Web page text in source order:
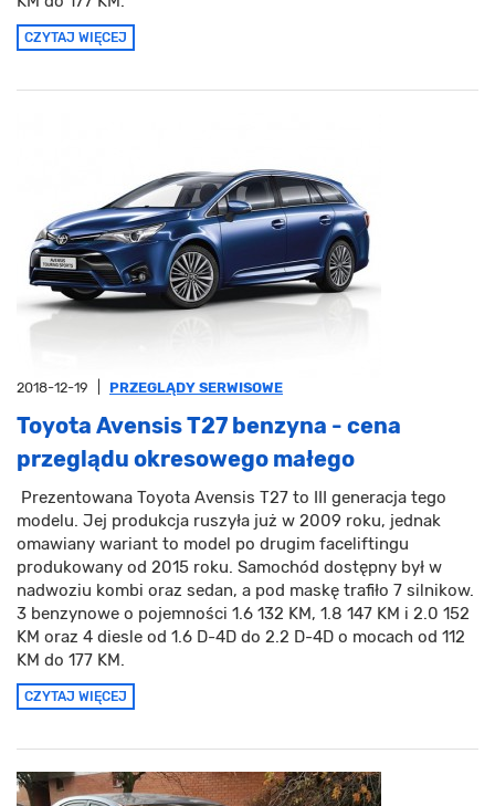
CZYTAJ WIĘCEJ
2018-12-19 PRZEGLĄDY SERWISOWE
Toyota Avensis T27 benzyna - cena
przeglądu okresowego małego
Prezentowana Toyota Avensis T27 to III generacja tego
modelu. Jej produkcja ruszyła już w 2009 roku, jednak
omawiany wariant to model po drugim faceliftingu
produkowany od 2015 roku. Samochód dostępny był w
nadwoziu kombi oraz sedan, a pod maskę trafiło 7 silnikow.
3 benzynowe o pojemności 1.6 132 KM, 1.8 147 KM i 2.0 152
KM oraz 4 diesle od 1.6 D-4D do 2.2 D-4D o mocach od 112
KM do 177 KM.
CZYTAJ WIĘCEJ